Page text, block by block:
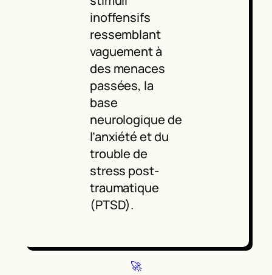
inoffensifs
ressemblant
vaguement à
des menaces
passées, la
base
neurologique de
l’anxiété et du
trouble de
stress post-
traumatique
(PTSD).
🚀